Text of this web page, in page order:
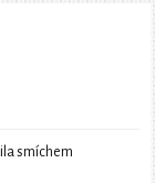
smíchem